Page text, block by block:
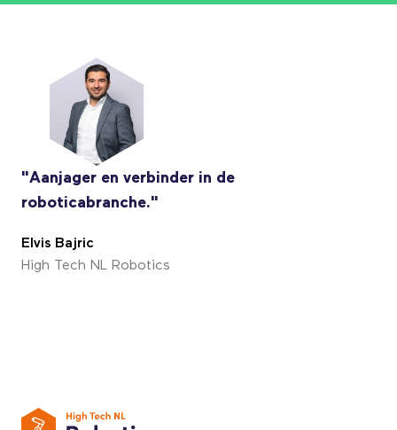
"Aanjager en verbinder in de
roboticabranche."
Elvis Bajric
High Tech NL Robotics